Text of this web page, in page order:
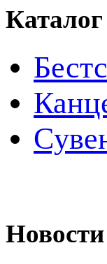
Каталог
Новости